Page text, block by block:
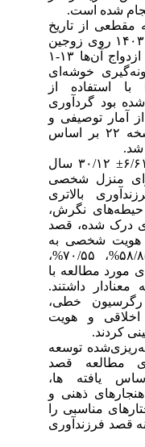
شده است.
از تاریخ
شهریور ۱۴۰۲ الی اردیبهشت ۱۴۰۳ روی زوجین
منطقه سیستان که از زمان ازدواج آن‌ها ۱۳-۱
گیری خوشهای
استفاده از
بود گردآوری
آمار توصیفی و
تحلیلی در نرم‌افزار SPSS نسخه ۲۲ بر اساس
میانگین سنی افراد ۶/۶۱± ۳۰/۱۲ سال
منزل شخصی
بالاتری
های نگرش،
درک شده، قصد
هویت شخصی به
ترتیب، ۵۸/۷%، ۶۳/۰۱%، ۵۸/۸۵%، ۷۰/۵۵%،
مورد مطالعه با
داشتند.
خطی،
و هویت
‌کردند.
توسعه
مطالعه قصد
یافته‏ ها،
ذهنی و
مناسبی را
قصد فرزندآوری